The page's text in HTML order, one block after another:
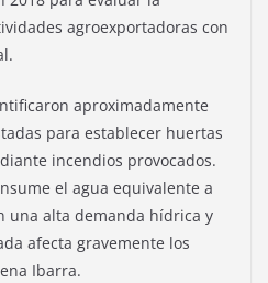
agroexportadoras con
aproximadamente
para establecer huertas
incendios provocados.
el agua equivalente a
una alta demanda hídrica y
afecta gravemente los
Ibarra.